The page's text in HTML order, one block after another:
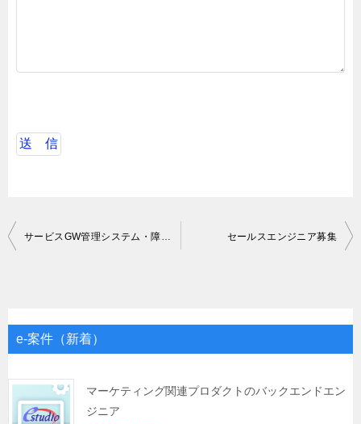
投
ゲ
シ
ョ
サービスGW管理システム・障害管理システム（WEBシステム開発） セールスエンジニア募集
e-案件（新着）
マーケティング関連プロダクトのバックエンドエン
ジニア